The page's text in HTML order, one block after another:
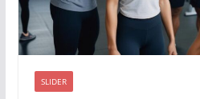
SLIDER